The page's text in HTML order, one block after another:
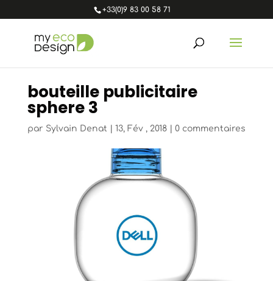
+33(0)9 83 00 58 71
bouteille publicitaire
sphere 3
par Sylvain Denat 13, Fév , 2018| 0 commentaires